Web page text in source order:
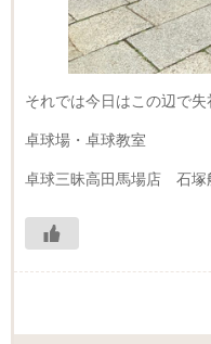
それでは今日はこの辺で失
卓球場・卓球教室
卓球三昧高田馬場店 石塚